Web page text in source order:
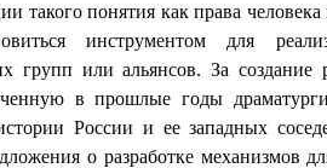
такого понятия как права
инструментом для
групп или альянсов. За
в прошлые годы
России и ее западных
о разработке механизмов